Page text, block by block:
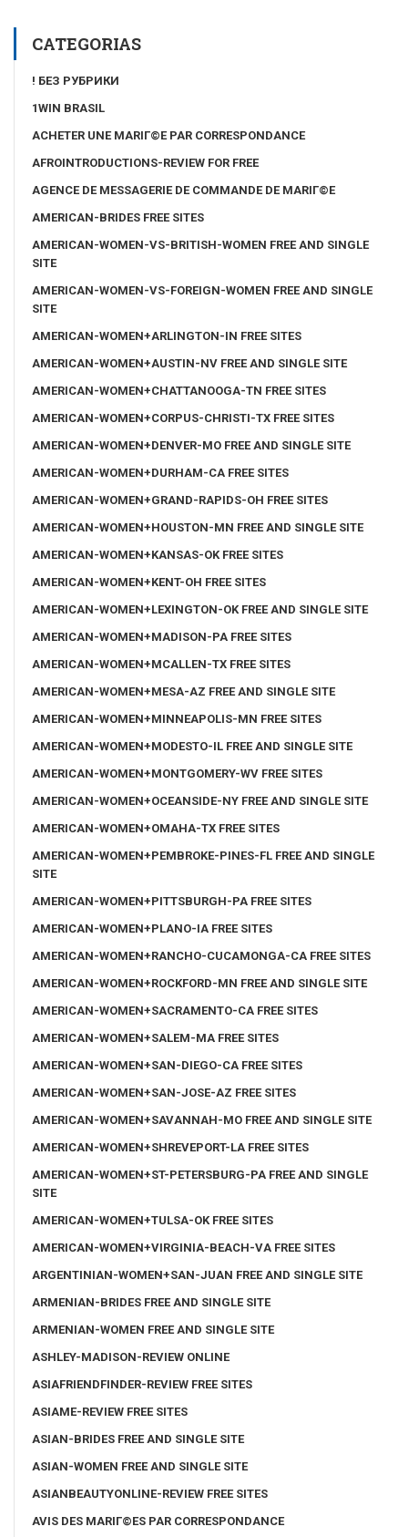
CATEGORIAS
! БЕЗ РУБРИКИ
1WIN BRASIL
ACHETER UNE MARIГ©E PAR CORRESPONDANCE
AFROINTRODUCTIONS-REVIEW FOR FREE
AGENCE DE MESSAGERIE DE COMMANDE DE MARIГ©E
AMERICAN-BRIDES FREE SITES
AMERICAN-WOMEN-VS-BRITISH-WOMEN FREE AND SINGLE
SITE
AMERICAN-WOMEN-VS-FOREIGN-WOMEN FREE AND SINGLE
SITE
AMERICAN-WOMEN+ARLINGTON-IN FREE SITES
AMERICAN-WOMEN+AUSTIN-NV FREE AND SINGLE SITE
AMERICAN-WOMEN+CHATTANOOGA-TN FREE SITES
AMERICAN-WOMEN+CORPUS-CHRISTI-TX FREE SITES
AMERICAN-WOMEN+DENVER-MO FREE AND SINGLE SITE
AMERICAN-WOMEN+DURHAM-CA FREE SITES
AMERICAN-WOMEN+GRAND-RAPIDS-OH FREE SITES
AMERICAN-WOMEN+HOUSTON-MN FREE AND SINGLE SITE
AMERICAN-WOMEN+KANSAS-OK FREE SITES
AMERICAN-WOMEN+KENT-OH FREE SITES
AMERICAN-WOMEN+LEXINGTON-OK FREE AND SINGLE SITE
AMERICAN-WOMEN+MADISON-PA FREE SITES
AMERICAN-WOMEN+MCALLEN-TX FREE SITES
AMERICAN-WOMEN+MESA-AZ FREE AND SINGLE SITE
AMERICAN-WOMEN+MINNEAPOLIS-MN FREE SITES
AMERICAN-WOMEN+MODESTO-IL FREE AND SINGLE SITE
AMERICAN-WOMEN+MONTGOMERY-WV FREE SITES
AMERICAN-WOMEN+OCEANSIDE-NY FREE AND SINGLE SITE
AMERICAN-WOMEN+OMAHA-TX FREE SITES
AMERICAN-WOMEN+PEMBROKE-PINES-FL FREE AND SINGLE
SITE
AMERICAN-WOMEN+PITTSBURGH-PA FREE SITES
AMERICAN-WOMEN+PLANO-IA FREE SITES
AMERICAN-WOMEN+RANCHO-CUCAMONGA-CA FREE SITES
AMERICAN-WOMEN+ROCKFORD-MN FREE AND SINGLE SITE
AMERICAN-WOMEN+SACRAMENTO-CA FREE SITES
AMERICAN-WOMEN+SALEM-MA FREE SITES
AMERICAN-WOMEN+SAN-DIEGO-CA FREE SITES
AMERICAN-WOMEN+SAN-JOSE-AZ FREE SITES
AMERICAN-WOMEN+SAVANNAH-MO FREE AND SINGLE SITE
AMERICAN-WOMEN+SHREVEPORT-LA FREE SITES
AMERICAN-WOMEN+ST-PETERSBURG-PA FREE AND SINGLE
SITE
AMERICAN-WOMEN+TULSA-OK FREE SITES
AMERICAN-WOMEN+VIRGINIA-BEACH-VA FREE SITES
ARGENTINIAN-WOMEN+SAN-JUAN FREE AND SINGLE SITE
ARMENIAN-BRIDES FREE AND SINGLE SITE
ARMENIAN-WOMEN FREE AND SINGLE SITE
ASHLEY-MADISON-REVIEW ONLINE
ASIAFRIENDFINDER-REVIEW FREE SITES
ASIAME-REVIEW FREE SITES
ASIAN-BRIDES FREE AND SINGLE SITE
ASIAN-WOMEN FREE AND SINGLE SITE
ASIANBEAUTYONLINE-REVIEW FREE SITES
AVIS DES MARIГ©ES PAR CORRESPONDANCE